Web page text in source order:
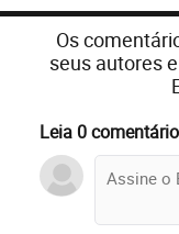
Os
seus autores
Leia 0